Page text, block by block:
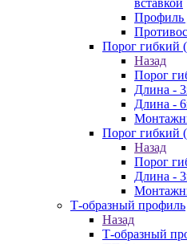
вставкой
Профиль
Порог гибкий
Назад
Порог
Длина -
Длина -
Порог гибкий
Назад
Порог
Длина -
Т-образный профиль
Назад
Т-образный